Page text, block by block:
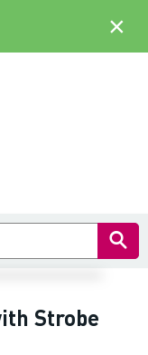
Strobe
×